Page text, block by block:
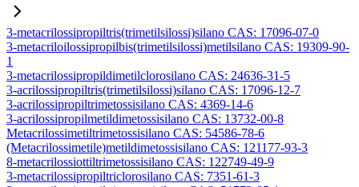
3-metacrilossipropiltris(trimetilsilossi)silano CAS: 17096-07-0
3-metacriloilossipropilbis(trimetilsilossi)metilsilano CAS: 19309-90-
1
3-metacrilossipropildimetilclorosilano CAS: 24636-31-5
3-acrilossipropiltris(trimetilsilossi)silano CAS: 17096-12-7
3-acrilossipropiltrimetossisilano CAS: 4369-14-6
3-acrilossipropilmetildimetossisilano CAS: 13732-00-8
Metacrilossimetiltrimetossisilano CAS: 54586-78-6
(Metacrilossimetile)metildimetossisilano CAS: 121177-93-3
8-metacrilossiottiltrimetossisilano CAS: 122749-49-9
3-metacrilossipropiltriclorosilano CAS: 7351-61-3